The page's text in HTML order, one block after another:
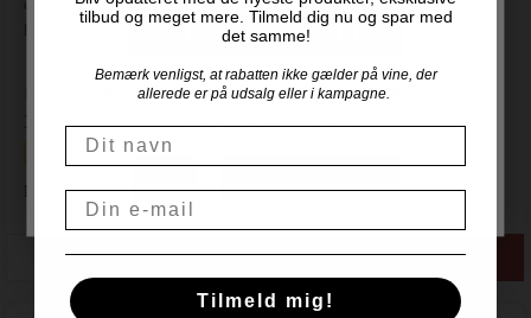
For at handle hos Vinogvin.dk skal du være over 18 år.
Er du over 18 år?
peber, modne sorte frugter og fad.
169,00DKK / fl.
Spar i alt 180,00 DKK
Pris pr. flaske kr. 199,00 DKK
tilbud og meget mere. Tilmeld dig nu og spar med
det samme!
Bemærk venligst, at rabatten ikke gælder på vine, der
allerede er på udsalg eller i kampagne.
Navn
Email
Tilmeld mig!